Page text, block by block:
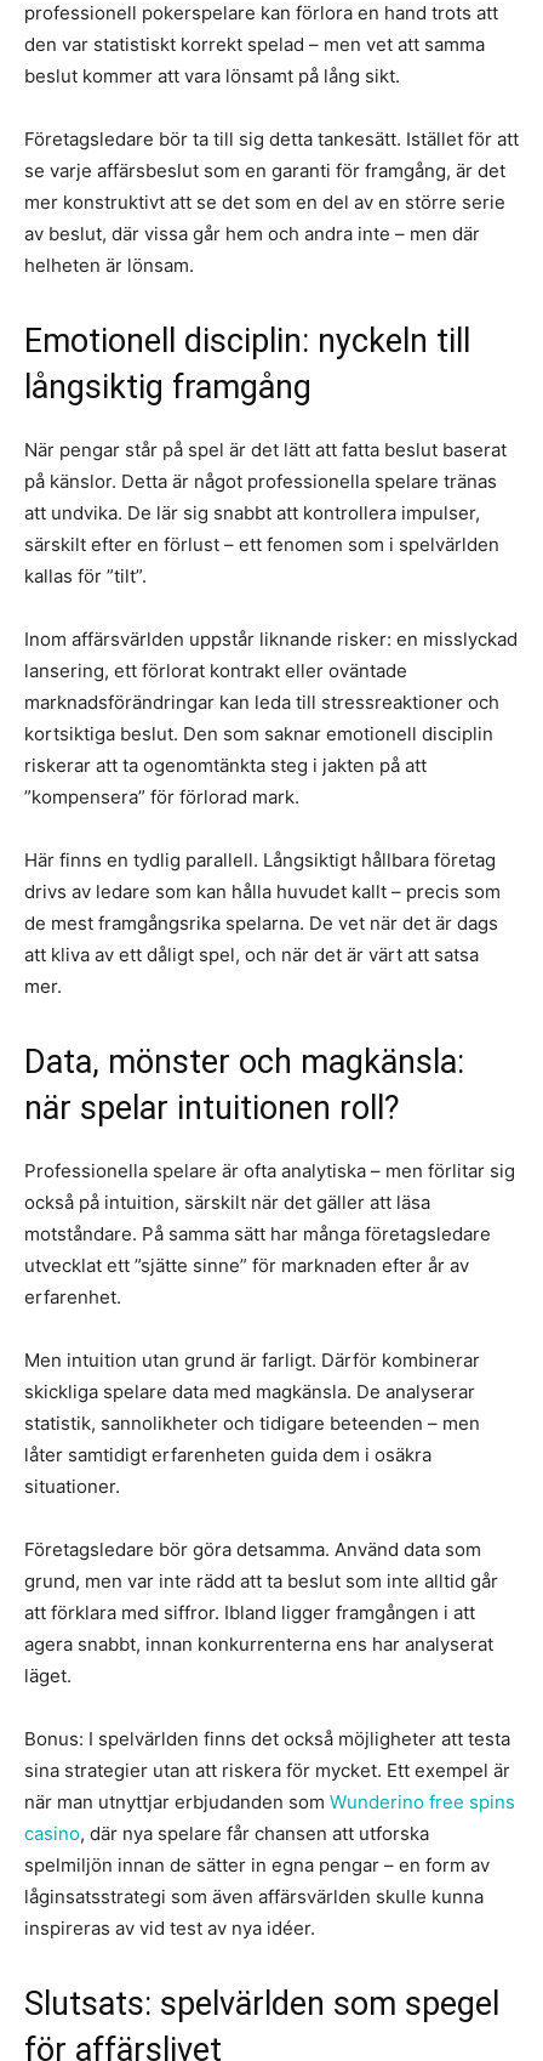
professionell pokerspelare kan förlora en hand trots att
den var statistiskt korrekt spelad – men vet att samma
beslut kommer att vara lönsamt på lång sikt.
Företagsledare bör ta till sig detta tankesätt. Istället för att
se varje affärsbeslut som en garanti för framgång, är det
mer konstruktivt att se det som en del av en större serie
av beslut, där vissa går hem och andra inte – men där
helheten är lönsam.
Emotionell disciplin: nyckeln till
långsiktig framgång
När pengar står på spel är det lätt att fatta beslut baserat
på känslor. Detta är något professionella spelare tränas
att undvika. De lär sig snabbt att kontrollera impulser,
särskilt efter en förlust – ett fenomen som i spelvärlden
kallas för ”tilt”.
Inom affärsvärlden uppstår liknande risker: en misslyckad
lansering, ett förlorat kontrakt eller oväntade
marknadsförändringar kan leda till stressreaktioner och
kortsiktiga beslut. Den som saknar emotionell disciplin
riskerar att ta ogenomtänkta steg i jakten på att
”kompensera” för förlorad mark.
Här finns en tydlig parallell. Långsiktigt hållbara företag
drivs av ledare som kan hålla huvudet kallt – precis som
de mest framgångsrika spelarna. De vet när det är dags
att kliva av ett dåligt spel, och när det är värt att satsa
mer.
Data, mönster och magkänsla:
när spelar intuitionen roll?
Professionella spelare är ofta analytiska – men förlitar sig
också på intuition, särskilt när det gäller att läsa
motståndare. På samma sätt har många företagsledare
utvecklat ett ”sjätte sinne” för marknaden efter år av
erfarenhet.
Men intuition utan grund är farligt. Därför kombinerar
skickliga spelare data med magkänsla. De analyserar
statistik, sannolikheter och tidigare beteenden – men
låter samtidigt erfarenheten guida dem i osäkra
situationer.
Företagsledare bör göra detsamma. Använd data som
grund, men var inte rädd att ta beslut som inte alltid går
att förklara med siffror. Ibland ligger framgången i att
agera snabbt, innan konkurrenterna ens har analyserat
läget.
Bonus: I spelvärlden finns det också möjligheter att testa
sina strategier utan att riskera för mycket. Ett exempel är
när man utnyttjar erbjudanden som Wunderino free spins
casino, där nya spelare får chansen att utforska
spelmiljön innan de sätter in egna pengar – en form av
låginsatsstrategi som även affärsvärlden skulle kunna
inspireras av vid test av nya idéer.
Slutsats: spelvärlden som spegel
för affärslivet